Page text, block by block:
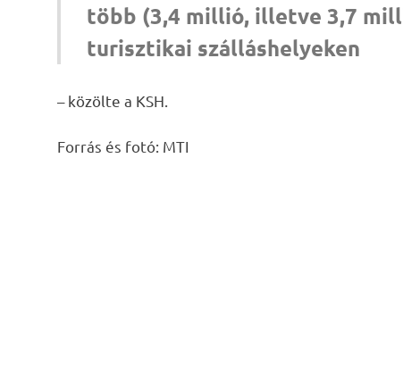
több (3,4 millió, illetve 3,7
turisztikai szálláshelyeken
– közölte a KSH.
Forrás és fotó: MTI